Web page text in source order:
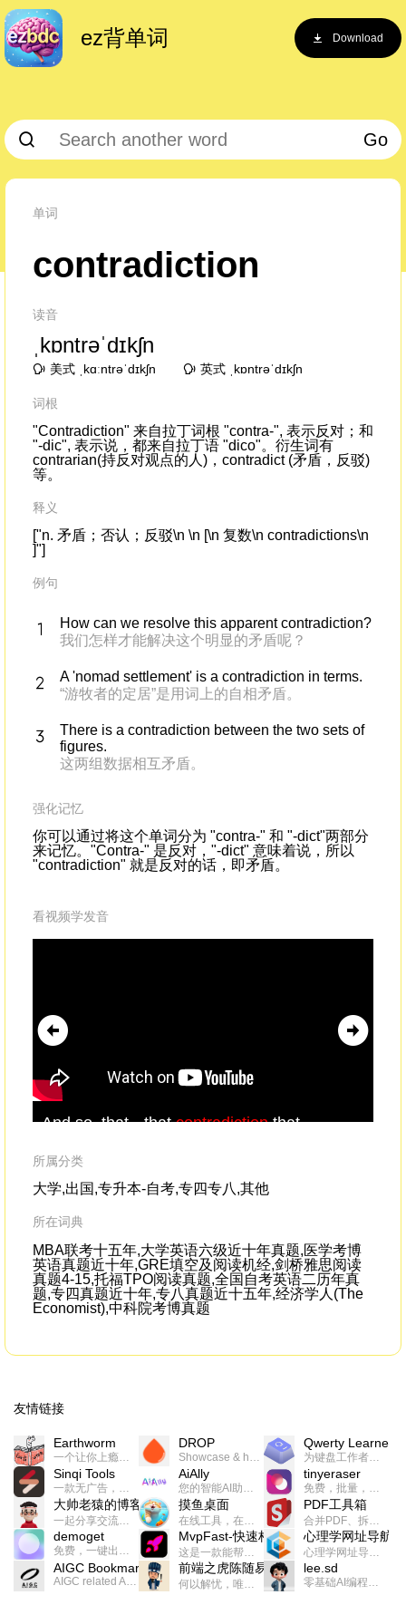
ez背单词 Download
Go
单词
contradiction
读音
ˌkɒntrəˈdɪkʃn
美式 ˌkɑːntrəˈdɪkʃn 英式 ˌkɒntrəˈdɪkʃn
词根
"Contradiction" 来自拉丁词根 "contra-", 表示反对；和
"-dic", 表示说，都来自拉丁语 "dico"。衍生词有
contrarian(持反对观点的人)，contradict (矛盾，反驳)
等。
释义
["n. 矛盾；否认；反驳\n \n [\n 复数\n contradictions\n
]"]
例句
How can we resolve this apparent contradiction?
我们怎样才能解决这个明显的矛盾呢？
A 'nomad settlement' is a contradiction in terms.
“游牧者的定居”是用词上的自相矛盾。
There is a contradiction between the two sets of
figures.
这两组数据相互矛盾。
强化记忆
你可以通过将这个单词分为 "contra-" 和 "-dict"两部分
来记忆。"Contra-" 是反对，"-dict" 意味着说，所以
"contradiction" 就是反对的话，即矛盾。
看视频学发音
And so, that --thatcontradiction,that
curtain,
所属分类
大学,出国,专升本-自考,专四专八,其他
所在词典
MBA联考十五年,大学英语六级近十年真题,医学考博
英语真题近十年,GRE填空及阅读机经,剑桥雅思阅读
真题4-15,托福TPO阅读真题,全国自考英语二历年真
题,专四真题近十年,专八真题近十五年,经济学人(The
Economist),中科院考博真题
友情链接
Earthworm DROP Qwerty Learner
为键盘工作者设计的单词与肌肉记忆锻炼软件
Sinqi Tools AiAlly tinyeraser
大帅老猿的博客 摸鱼桌面 PDF工具箱
合并PDF、拆分PDF、旋转PDF、裁剪PDF、转换PDF、加密PDF、解密PDF、PDF加水印等多种PDF处理功能
demoget MvpFast-快速构建网站应用
这是一款能帮助你快速构建个人网站的应用，使用最新的前端技术栈，集成登录、鉴权、手机、邮箱、数据库、博客、文章、支付等等网站所需要的功能，你只需要花几个小时开发你的核心功能就可以上线，一次购买，永久拥有
心理学网址导航
AIGC Bookmarks 前端之虎陈随易 lee.sd